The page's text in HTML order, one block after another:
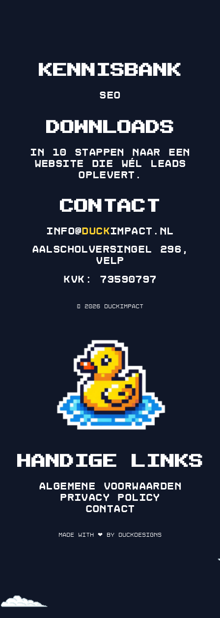
KENNISBANK
SEO
DOWNLOADS
in 10 stappen naar een
website die wél leads
oplevert.
CONTACT
info@duckimpact.nl
Aalscholversingel 296,
Velp
KVK: 73590797
© 2026 DuckImpact
HANDIGE LINKS
Algemene voorwaarden
Privacy policy
Contact
Made with ❤ by DuckDesigns